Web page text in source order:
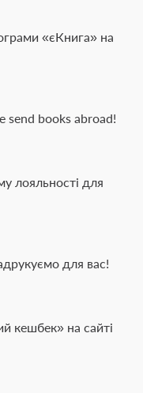
«єКнига» на
send books abroad!
лояльності для
для вас!
кешбек» на сайті